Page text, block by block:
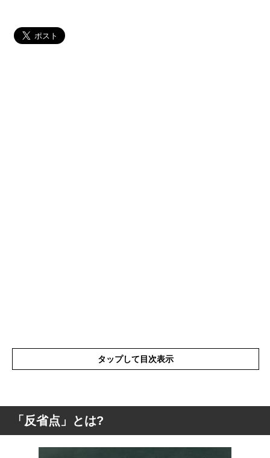
タップして目次表示
「反省点」とは?
「反省点」とは?